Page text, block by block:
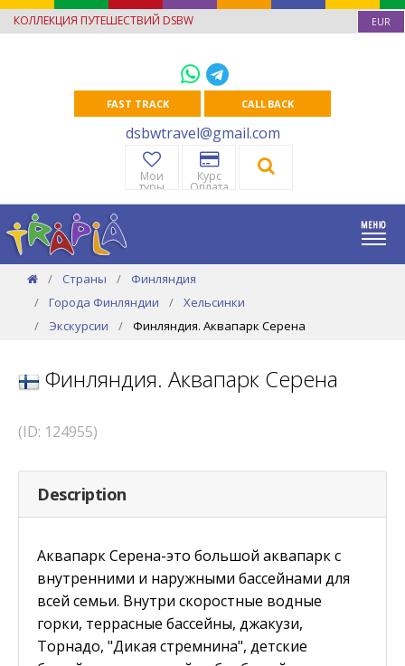
КОЛЛЕКЦИЯ ПУТЕШЕСТВИЙ DSBW EUR
FAST TRACK CALL BACK
dsbwtravel@gmail.com
Мои
туры
Курс
Оплата
Страны
Финляндия
Города Финляндии
Хельсинки
Экскурсии
Финляндия. Аквапарк Серена
Финляндия. Аквапарк Серена
(ID: 124955)
Description
Аквапарк Серена-это большой аквапарк с
внутренними и наружными бассейнами для
всей семьи. Внутри скоростные водные
горки, террасные бассейны, джакузи,
Торнадо, "Дикая стремнина", детские